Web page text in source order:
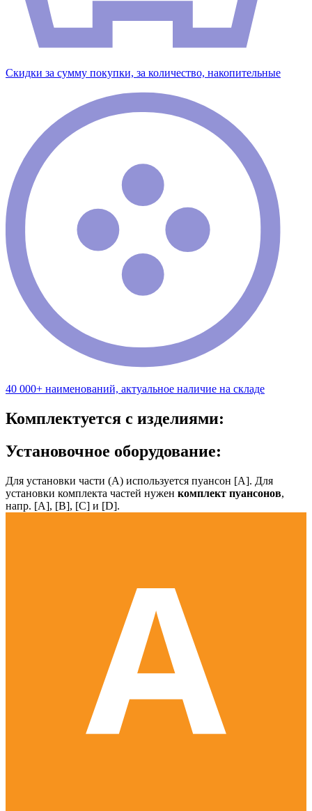
Скидки за сумму покупки, за количество, накопительные
40 000+ наименований, актуальное наличие на складе
Комплектуется с изделиями:
Установочное оборудование:
Для установки части (А) используется пуансон [А]. Для
установки комплекта частей нужен комплект пуансонов,
напр. [А], [B], [С] и [D].